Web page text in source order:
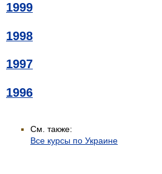
1999
1998
1997
1996
См. также:
Все курсы по Украине